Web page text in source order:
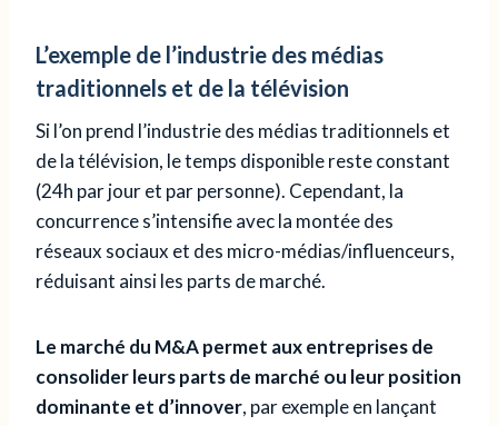
L’exemple de l’industrie des médias
traditionnels et de la télévision
Si l’on prend l’industrie des médias traditionnels et
de la télévision, le temps disponible reste constant
(24h par jour et par personne). Cependant, la
concurrence s’intensifie avec la montée des
réseaux sociaux et des micro-médias/influenceurs,
réduisant ainsi les parts de marché.
Le marché du M&A permet aux entreprises de
consolider leurs parts de marché ou leur position
dominante et d’innover, par exemple en lançant